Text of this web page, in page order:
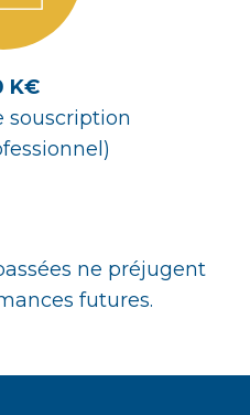
K€
souscription
ne préjugent
futures.